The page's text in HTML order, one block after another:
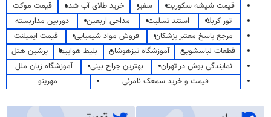
قیمت شیشه سکوریت سفیر خرید طلای آب شده
قیمت موکت
تور کربلا
استند تسلیت مداحی اربعین
دوربین مداربسته
مرجع پاسخ معتبر پزشکان
فروش مواد شیمیایی
قیمت ایمپلنت
قطعات لباسشویی
آموزشگاه تیزهوشان بلیط هواپیما
پرشین هتل
نمایندگی بوش در تهران
بهترین جراح بینی
آموزشگاه زبان ملل
قیمت و خرید سمعک نامرئی
مهرینو